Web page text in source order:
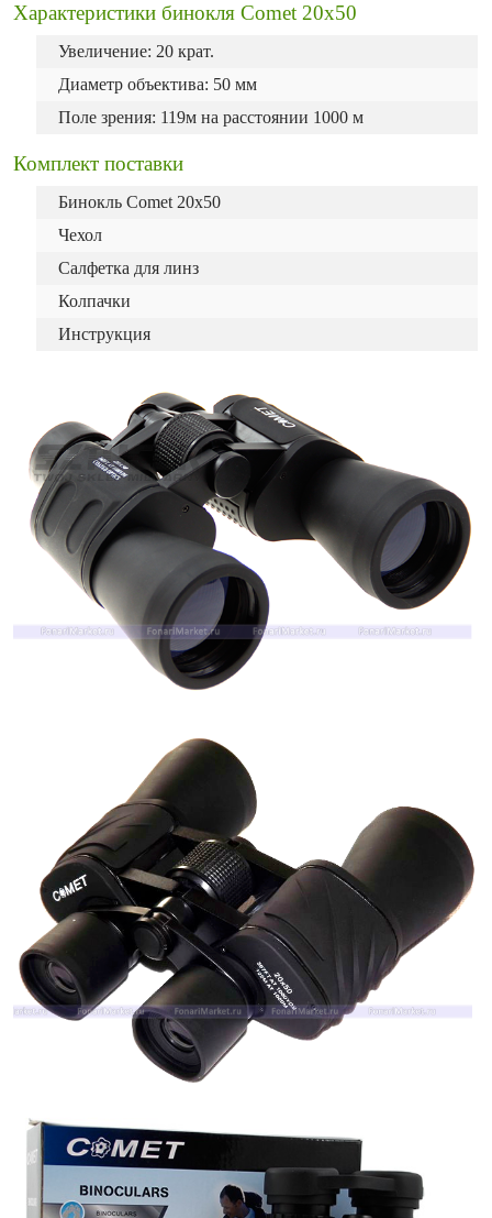
Характеристики бинокля Comet 20x50
Увеличение: 20 крат.
Диаметр объектива: 50 мм
Поле зрения: 119м на расстоянии 1000 м
Комплект поставки
Бинокль Comet 20x50
Чехол
Салфетка для линз
Колпачки
Инструкция